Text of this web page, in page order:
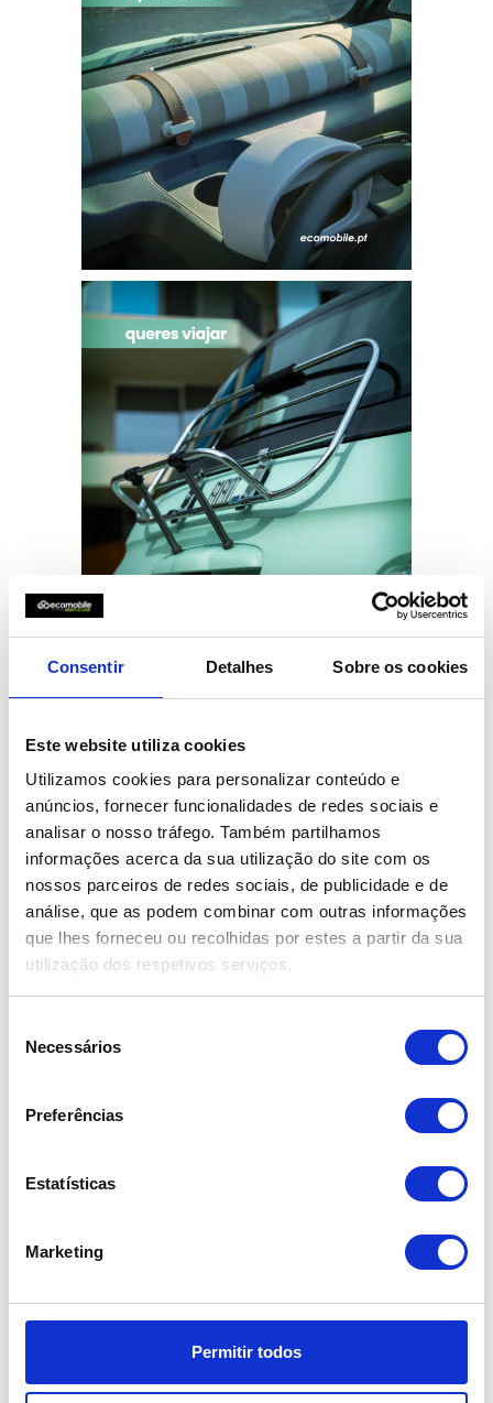
Consentir Detalhes Sobre os cookies
Este website utiliza cookies
Utilizamos cookies para personalizar conteúdo e
anúncios, fornecer funcionalidades de redes sociais e
analisar o nosso tráfego. Também partilhamos
informações acerca da sua utilização do site com os
nossos parceiros de redes sociais, de publicidade e de
análise, que as podem combinar com outras informações
que lhes forneceu ou recolhidas por estes a partir da sua
utilização dos respetivos serviços.
Necessários
Preferências
Estatísticas
Marketing
Permitir todos